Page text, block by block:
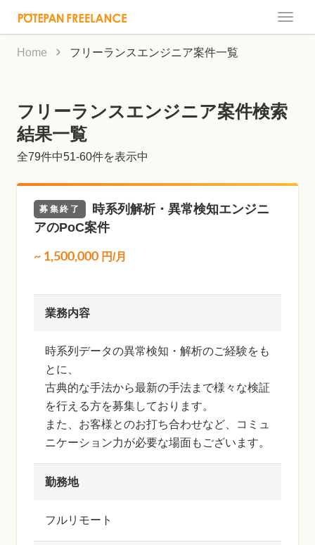
Toggle
Home フリーランスエンジニア案件一覧
フリーランスエンジニア案件検索
結果一覧
全79件中51-60件を表示中
募集終了
時系列解析・異常検知エンジニ
アのPoC案件
~ 1,500,000 円/月
業務内容
時系列データの異常検知・解析のご経験をも
とに、
古典的な手法から最新の手法まで様々な検証
を行える方を募集しております。
また、お客様とのお打ち合わせなど、コミュ
ニケーション力が必要な場面もございます。
勤務地
フルリモート